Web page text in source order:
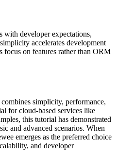
with developer expectations,
accelerates development
focus on features rather than ORM
simplicity, performance,
for cloud-based services like
this tutorial has demonstrated
and advanced scenarios. When
emerges as the preferred choice
and developer